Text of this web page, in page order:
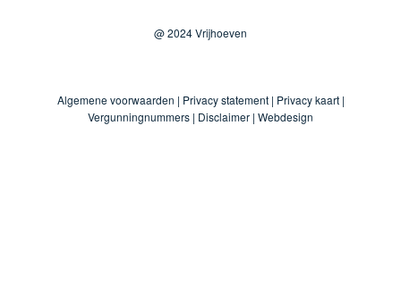
@ 2024 Vrijhoeven
Algemene voorwaarden | Privacy statement| Privacy kaart|
Vergunningnummers | Disclaimer | Webdesign